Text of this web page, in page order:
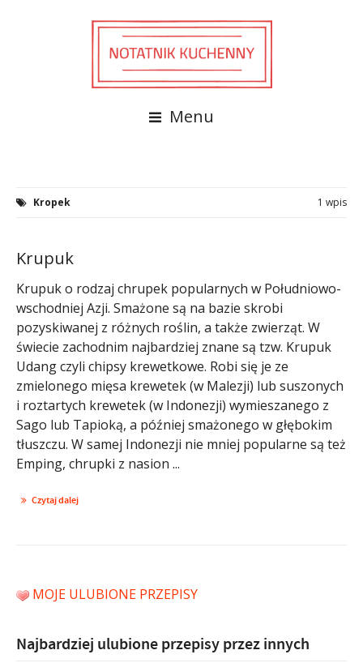
Menu
Kropek 1 wpis
Krupuk
Krupuk o rodzaj chrupek popularnych w Południowo-
wschodniej Azji. Smażone są na bazie skrobi
pozyskiwanej z różnych roślin, a także zwierząt. W
świecie zachodnim najbardziej znane są tzw. Krupuk
Udang czyli chipsy krewetkowe. Robi się je ze
zmielonego mięsa krewetek (w Malezji) lub suszonych
i roztartych krewetek (w Indonezji) wymieszanego z
Sago lub Tapioką, a później smażonego w głębokim
tłuszczu. W samej Indonezji nie mniej popularne są też
Emping, chrupki z nasion ...
Czytaj dalej
MOJE ULUBIONE PRZEPISY
Najbardziej ulubione przepisy przez innych